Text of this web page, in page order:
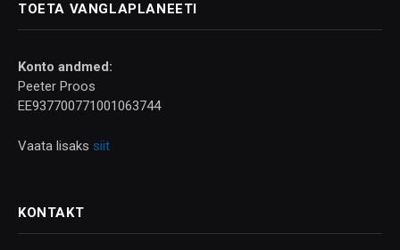
TOETA VANGLAPLANEETI
Konto andmed:
Peeter Proos
EE937700771001063744
Vaata lisaks siit
KONTAKT